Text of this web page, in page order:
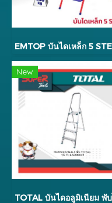
New